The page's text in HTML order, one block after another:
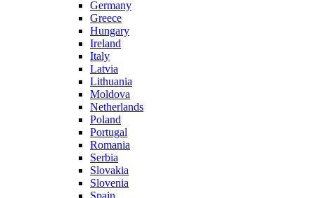
Germany
Greece
Hungary
Ireland
Italy
Latvia
Lithuania
Moldova
Netherlands
Poland
Portugal
Romania
Serbia
Slovakia
Slovenia